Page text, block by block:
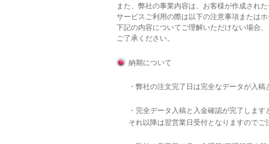
また、弊社の事業内容は、お客様が作成され
サービスご利用の際は以下の注意事項または
下記の内容についてご理解いただけない場合
ご了承ください。
納期について
・弊社の注文完了日は完全なデータが入
・完全データ入稿と入金確認が完了しま
それ以降は翌営業日受付となりますのでご